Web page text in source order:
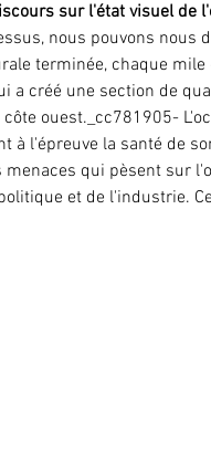
sur l'état visuel de
nous pouvons
terminée, chaque
a créé une section de
ouest._cc781905-
à l'épreuve la santé de
menaces qui pèsent sur
et de l'industrie.